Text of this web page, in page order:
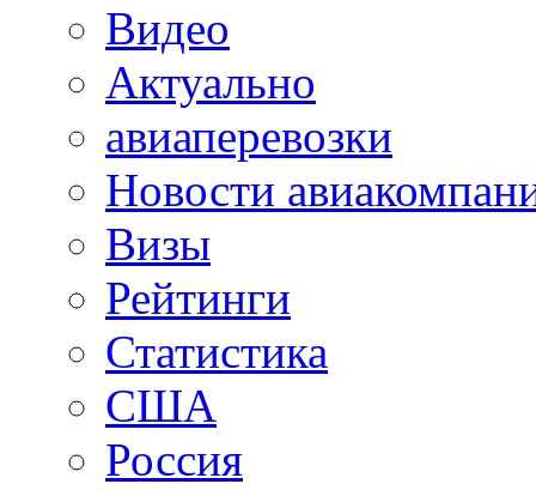
Видео
Актуально
авиаперевозки
Новости
Визы
Рейтинги
Статистика
США
Россия